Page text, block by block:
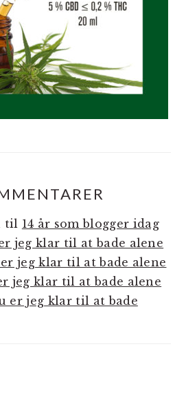
til 14 år som blogger idag
jeg klar til at bade alene
jeg klar til at bade alene
jeg klar til at bade alene
er jeg klar til at bade